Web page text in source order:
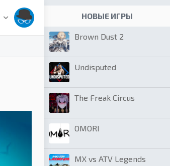
НОВЫЕ ИГРЫ
Brown Dust 2
Undisputed
The Freak Circus
OMORI
MX vs ATV Legends